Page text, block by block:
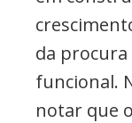
da
funcional.
notar que